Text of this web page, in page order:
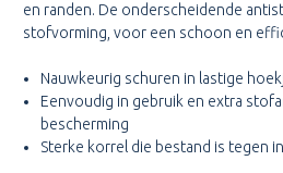
en randen. De onderscheidende
stofvorming, voor een schoon en
Nauwkeurig schuren in lastige
Eenvoudig in gebruik en extra
bescherming
Sterke korrel die bestand is tegen